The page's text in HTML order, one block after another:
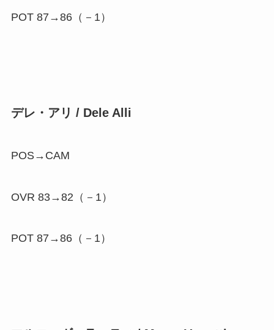
POT 87→86（ －1）
デレ・アリ / Dele Alli
POS→CAM
OVR 83→82（ －1 ）
POT 87→86（ －1）